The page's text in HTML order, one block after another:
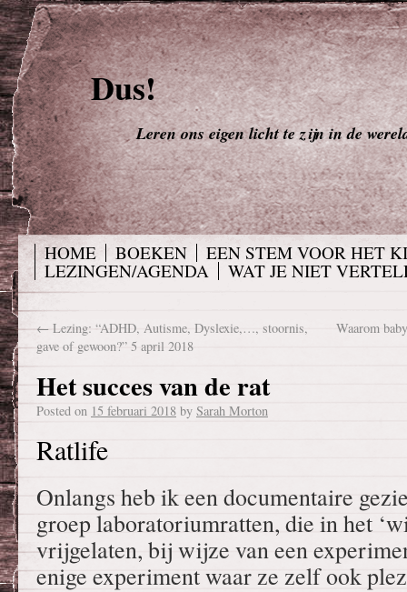
Dus!
Leren ons eigen licht te zijn in de
HOME BOEKEN
EEN STEM VOOR HET
LEZINGEN/AGENDA
WAT JE NIET
← Lezing: “ADHD, Autisme, Dyslexie,…, stoornis,
gave of gewoon?” 5 april 2018
Waarom
Het succes van de rat
Posted on 15 februari 2018 by Sarah Morton
Ratlife
Onlangs heb ik een documentaire
groep laboratoriumratten, die in het
vrijgelaten, bij wijze van een
enige experiment waar ze zelf ook